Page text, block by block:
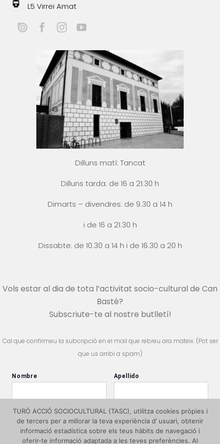
L5 Virrei Amat
Dilluns matí: Tancat
Dilluns tarda: de 16 a 21:30 h
Dimarts – divendres: de 9.30 a 14 h
i de 16 a 21:30 h
Dissabte: de 10.30 a 14 h i de 16.30 a 20 h
Vols estar al dia de tota l’activitat socio-cultural de Can
Basté?
Subscriute-te al nostre butlletí!
Cal que confirmeu la subcripció en el mail que rebreu ara mateix. (Pot ser
que us arribi a spam)
TURÓ ACCIÓ SOCIOCULTURAL (TASC), utilitza cookies pròpies i
de tercers per a millorar la teva experiència d’ usuari, obtenir
informació estadística sobre els teus hàbits de navegació i
oferir-te informació adaptada a les teves preferències. Al